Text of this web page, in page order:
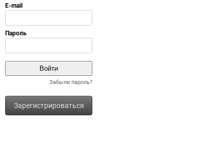
Забыли пароль?
Зарегистрироваться